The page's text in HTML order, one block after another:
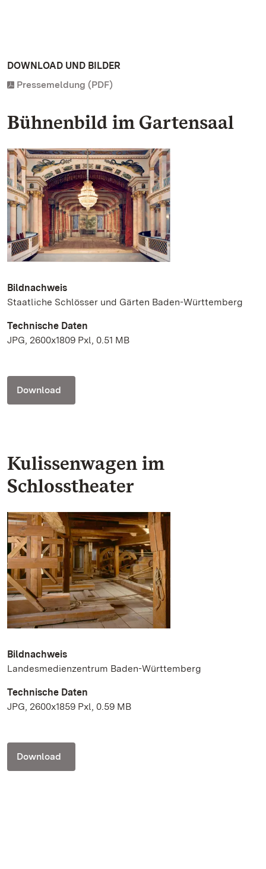
DOWNLOAD UND BILDER
Pressemeldung (PDF)
Bühnenbild im Gartensaal
Bildnachweis
Staatliche Schlösser und Gärten Baden-Württemberg
Technische Daten
JPG, 2600x1809 Pxl, 0.51 MB
Download
Kulissenwagen im
Schlosstheater
Bildnachweis
Landesmedienzentrum Baden-Württemberg
Technische Daten
JPG, 2600x1859 Pxl, 0.59 MB
Download